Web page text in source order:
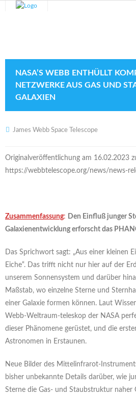
Veranstaltungen
Verein
Galerie
Kontakt
NASA’S WEBB ENTHÜLLT
NETZWERKE AUS GAS UND
GALAXIEN
James Webb Space Telescope
Originalveröffentlichung am 16.02.2023
https://webbtelescope.org/news/news-
Zusammenfassung: Den Einfluß junger
Galaxienentwicklung erforscht das
Das Sprichwort sagt: „Aus einer kleinen
Eiche“. Das trifft nicht nur hier auf der
unserem Sonnensystem und darüber
Maßstab, wo einzelne Sterne und
einer Galaxie formen können. Laut
Webb-Weltraum-teleskop der NASA
dieser Phänomene gerüstet, und die
Astronomen in Erstaunen.
Neue Bilder des Mittelinfrarot-
bisher unbekannte Details darüber, wie
Sterne die Gas- und Staubstruktur naher